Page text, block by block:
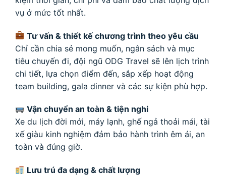
vụ ở mức tốt nhất.
Tư vấn & thiết kế chương trình theo yêu cầu
Chỉ cần chia sẻ mong muốn, ngân sách và mục
tiêu chuyến đi, đội ngũ ODG Travel sẽ lên lịch trình
chi tiết, lựa chọn điểm đến, sắp xếp hoạt động
team building, gala dinner và các sự kiện phù hợp.
Vận chuyển an toàn & tiện nghi
Xe du lịch đời mới, máy lạnh, ghế ngả thoải mái, tài
xế giàu kinh nghiệm đảm bảo hành trình êm ái, an
toàn và đúng giờ.
Lưu trú đa dạng & chất lượng